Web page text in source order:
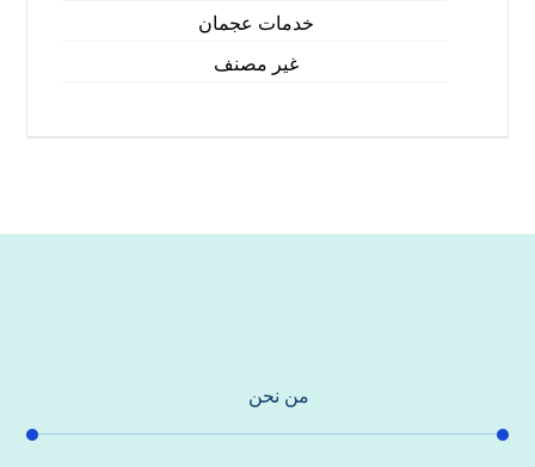
خدمات عجمان
غير مصنف
من نحن